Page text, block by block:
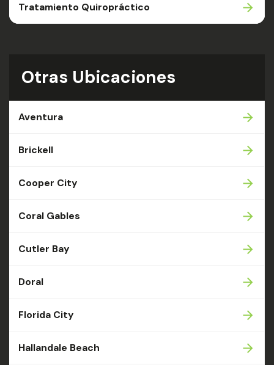
Tratamiento Quiropráctico
Otras Ubicaciones
Aventura
Brickell
Cooper City
Coral Gables
Cutler Bay
Doral
Florida City
Hallandale Beach